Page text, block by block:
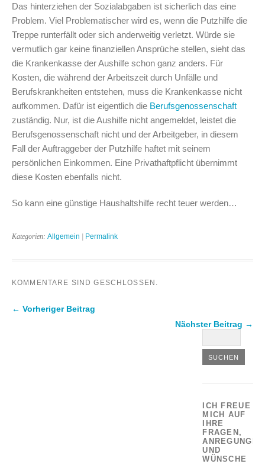
Das hinterziehen der Sozialabgaben ist sicherlich das eine
Problem. Viel Problematischer wird es, wenn die Putzhilfe die
Treppe runterfällt oder sich anderweitig verletzt. Würde sie
vermutlich gar keine finanziellen Ansprüche stellen, sieht das
die Krankenkasse der Aushilfe schon ganz anders. Für
Kosten, die während der Arbeitszeit durch Unfälle und
Berufskrankheiten entstehen, muss die Krankenkasse nicht
aufkommen. Dafür ist eigentlich die Berufsgenossenschaft
zuständig. Nur, ist die Aushilfe nicht angemeldet, leistet die
Berufsgenossenschaft nicht und der Arbeitgeber, in diesem
Fall der Auftraggeber der Putzhilfe haftet mit seinem
persönlichen Einkommen. Eine Privathaftpflicht übernimmt
diese Kosten ebenfalls nicht.
So kann eine günstige Haushaltshilfe recht teuer werden…
Kategorien: Allgemein | Permalink
KOMMENTARE SIND GESCHLOSSEN.
← Vorheriger Beitrag
Nächster Beitrag →
ICH FREUE
MICH AUF
IHRE
FRAGEN,
ANREGUNGEN
UND
WÜNSCHE